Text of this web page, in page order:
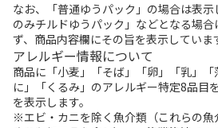
なお、「普通ゆうパック」の場合は表
のみチルドゆうパック」などとなる場
ず、商品内容欄にその旨を表示していま
アレルギー情報について
商品に「小麦」「そば」「卵」「乳」
に」「くるみ」のアレルギー特定8品目
を表示します。
※エビ・カニを除く魚介類（これらの